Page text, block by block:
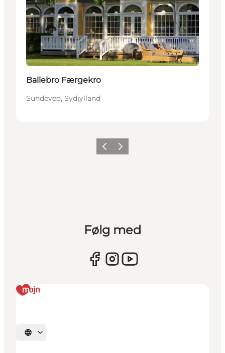
Ballebro Færgekro
Sundeved, Sydjylland
ForrigeNæste
Følg med
Vælg sprog